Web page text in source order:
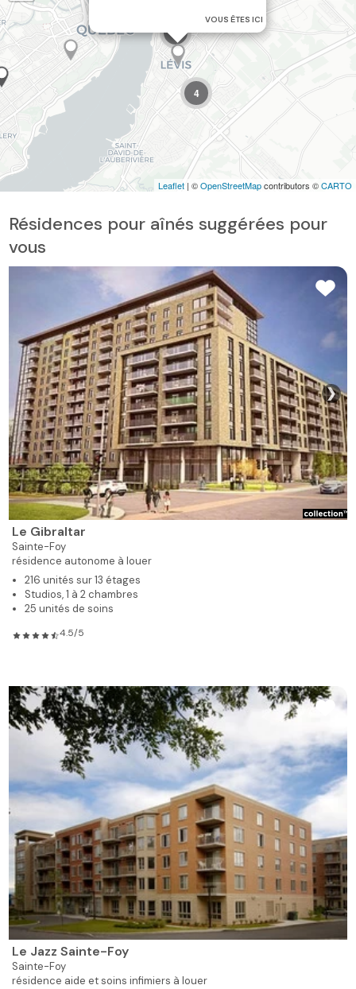
4
VOUS ÊTES ICI
Leaflet | ©OpenStreetMapcontributors ©CARTO
Résidences pour aînés suggérées pour
vous
❯
Le Gibraltar
Sainte-Foy
résidence autonome à louer
216 unités sur 13 étages
Studios, 1 à 2 chambres
25 unités de soins
4.5/5
Le Jazz Sainte-Foy
Sainte-Foy
résidence aide et soins infimiers à louer